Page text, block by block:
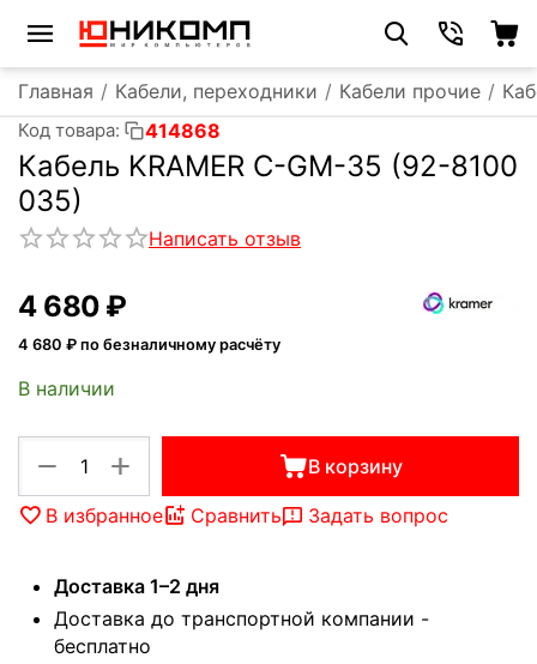
Главная / Кабели, переходники / Кабели прочие /
Код товара: 414868
Кабель KRAMER C-GM-35 (92-8100
035)
Написать отзыв
4 680 ₽
4 680 ₽ по безналичному расчёту
В наличии
+
− В корзину
В избранное Сравнить Задать вопрос
Доставка 1–2 дня
Доставка до транспортной компании -
бесплатно